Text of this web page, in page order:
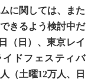
に関しては、また
きるよう検討中だ
（日）、東京レイ
ドフェスティバ
（土曜12万人、日